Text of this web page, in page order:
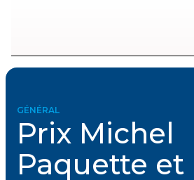
GÉNÉRAL
Prix Michel
Paquette et
Restons
en
contact
Inscrivez-
vous
à
notre